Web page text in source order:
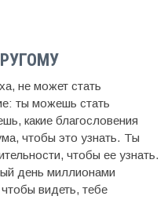
не может стать
ты можешь стать
какие благословения
чтобы это узнать. Ты
чтобы ее узнать.
день миллионами
видеть, тебе